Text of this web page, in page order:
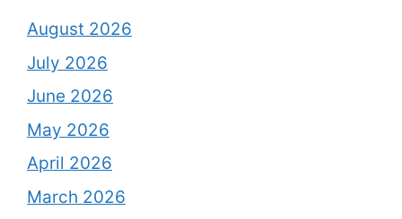
August 2026
July 2026
June 2026
May 2026
April 2026
March 2026